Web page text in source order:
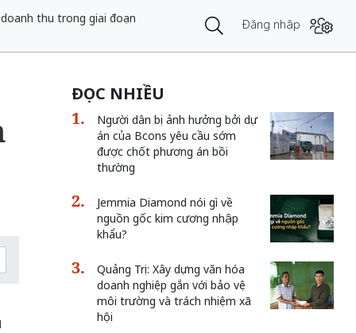
thu trong giai đoạn
Đăng nhập
ĐỌC NHIỀU
Người dân bị ảnh hưởng bởi dự
án của Bcons yêu cầu sớm
được chốt phương án bồi
thường
Jemmia Diamond nói gì về
nguồn gốc kim cương nhập
khẩu?
Quảng Trị: Xây dựng văn hóa
doanh nghiệp gắn với bảo vệ
môi trường và trách nhiệm xã
hội